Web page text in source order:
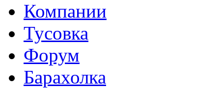
Компании
Тусовка
Форум
Барахолка